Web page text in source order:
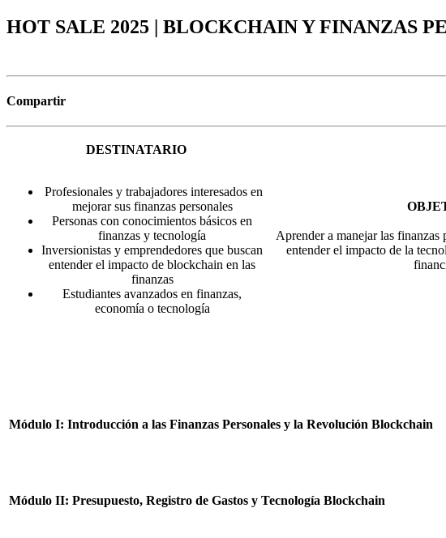
HOT SALE 2025 | BLOCKCHAIN Y FINANZAS
Compartir
DESTINATARIO
Profesionales y trabajadores interesados en
mejorar sus finanzas personales
Personas con conocimientos básicos en
finanzas y tecnología
Inversionistas y emprendedores que buscan
entender el impacto de blockchain en las
finanzas
Estudiantes avanzados en finanzas,
economía o tecnología
Aprender a manejar las finanzas
entender el impacto de la
Módulo I: Introducción a las Finanzas Personales y la Revolución Blockchain
Módulo II: Presupuesto, Registro de Gastos y Tecnología Blockchain